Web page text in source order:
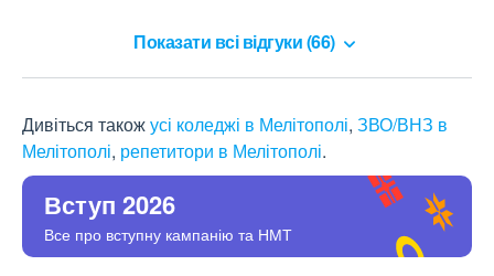
Показати всі відгуки (66)
Дивіться такожусі коледжі в Мелітополі, ЗВО/ВНЗ в
Мелітополі, репетитори в Мелітополі.
Вступ 2026
Все про вступну кампанію та НМТ